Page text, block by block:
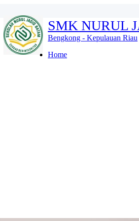
SMK NURUL
Bengkong - Kepulauan Riau
Home